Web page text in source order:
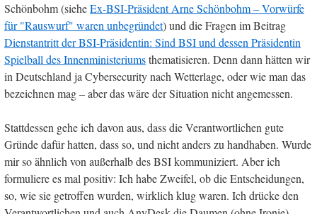
Schönbohm (sieheEx-BSI-Präsident Arne Schönbohm – Vorwürfe
für "Rauswurf" waren unbegründet) und die Fragen im Beitrag
Dienstantritt der BSI-Präsidentin: Sind BSI und dessen Präsidentin
Spielball des Innenministeriumsthematisieren. Denn dann hätten wir
in Deutschland ja Cybersecurity nach Wetterlage, oder wie man das
bezeichnen mag – aber das wäre der Situation nicht angemessen.
Stattdessen gehe ich davon aus, dass die Verantwortlichen gute
Gründe dafür hatten, dass so, und nicht anders zu handhaben. Wurde
mir so ähnlich von außerhalb des BSI kommuniziert. Aber ich
formuliere es mal positiv: Ich habe Zweifel, ob die Entscheidungen,
so, wie sie getroffen wurden, wirklich klug waren. Ich drücke den